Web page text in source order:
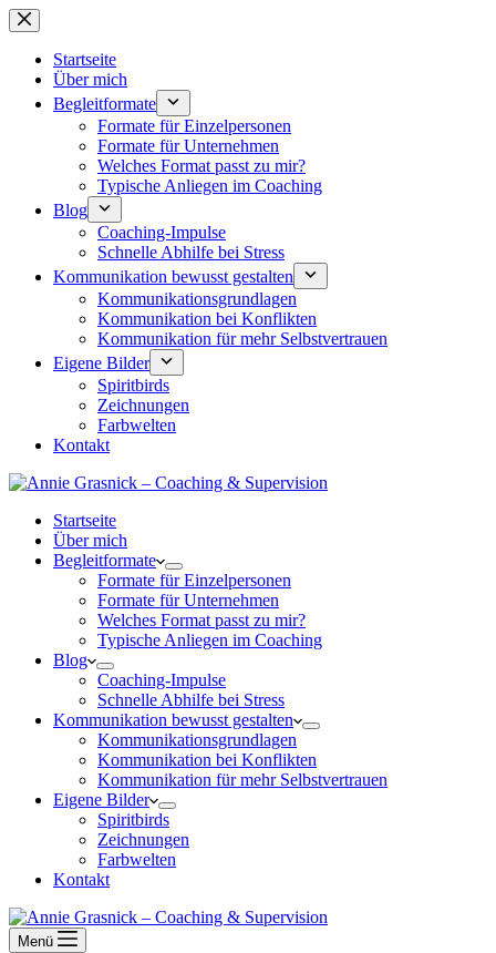
Zum
Inhalt
springenStartseite
Über mich
Begleitformate
Formate für Einzelpersonen
Formate für Unternehmen
Welches Format passt zu mir?
Typische Anliegen im Coaching
Blog
Coaching-Impulse
Schnelle Abhilfe bei Stress
Kommunikation bewusst gestalten
Kommunikationsgrundlagen
Kommunikation bei Konflikten
Kommunikation für mehr Selbstvertrauen
Eigene Bilder
Spiritbirds
Zeichnungen
Farbwelten
Kontakt
Startseite
Über mich
Begleitformate
Formate für Einzelpersonen
Formate für Unternehmen
Welches Format passt zu mir?
Typische Anliegen im Coaching
Blog
Coaching-Impulse
Schnelle Abhilfe bei Stress
Kommunikation bewusst gestalten
Kommunikationsgrundlagen
Kommunikation bei Konflikten
Kommunikation für mehr Selbstvertrauen
Eigene Bilder
Spiritbirds
Zeichnungen
Farbwelten
Kontakt
Menü